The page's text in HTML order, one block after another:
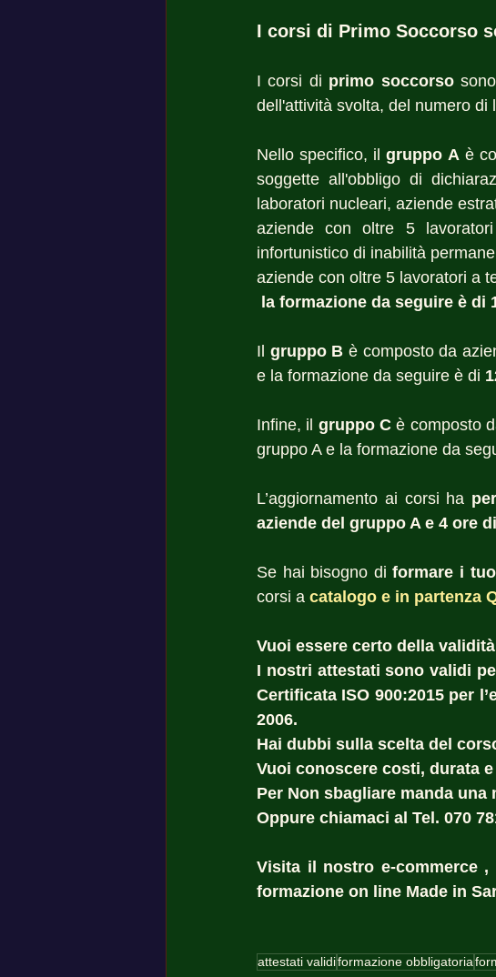
I corsi di Primo Soccorso
I corsi di primo soccorso sono
dell'attività svolta, del numero
Nello specifico, il gruppo A è
soggette all'obbligo di
laboratori nucleari, aziende
aziende con oltre 5
infortunistico di inabilità
aziende con oltre 5 lavoratori a
la formazione da seguire è di
Il gruppo B è composto da
e la formazione da seguire è di
Infine, il gruppo C è composto
gruppo A e la formazione da
L’aggiornamento ai corsi ha
aziende del gruppo A e 4 ore
Se hai bisogno di formare i
corsi a catalogo e in partenza
Vuoi essere certo della
I nostri attestati sono validi
Certificata ISO 900:2015 per
2006.
Hai dubbi sulla scelta del
Vuoi conoscere costi, durata
Per Non sbagliare manda
Oppure chiamaci al Tel. 070
Visita il nostro e-commerce
formazione on line Made in
attestati validiformazione obbligatoria